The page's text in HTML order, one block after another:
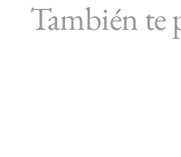
También te